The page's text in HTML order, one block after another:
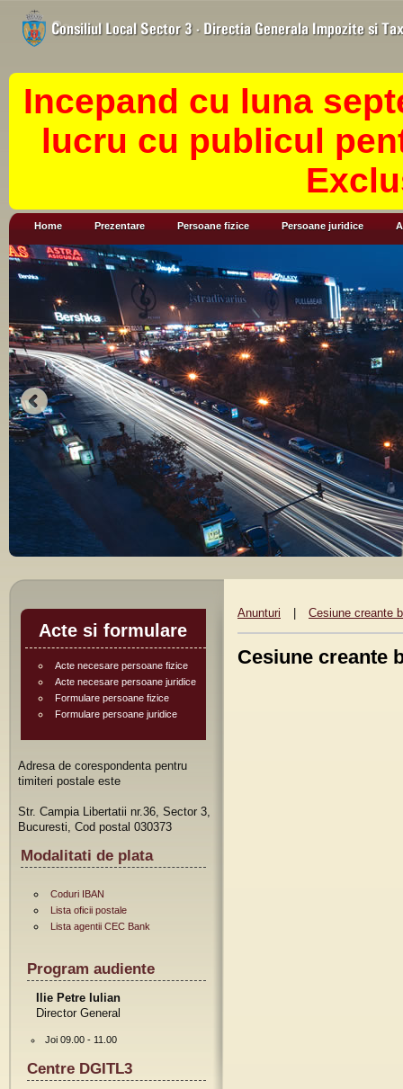
Incepand cu luna
lucru cu publicul
Home Prezentare Persoane fizice Persoane juridice
Acte si formulare
Acte necesare persoane fizice
Acte necesare persoane juridice
Formulare persoane fizice
Formulare persoane juridice
Adresa de corespondenta pentru
timiteri postale este
Str. Campia Libertatii nr.36, Sector 3,
Bucuresti, Cod postal 030373
Modalitati de plata
Coduri IBAN
Lista oficii postale
Lista agentii CEC Bank
Program audiente
Ilie Petre Iulian
Director General
Joi 09.00 - 11.00
Centre DGITL3
Anunturi Cesiune creante
Cesiune creante